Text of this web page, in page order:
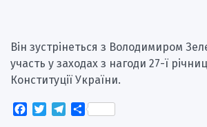
Він зустрінеться з Володимиром
участь у заходах з нагоди 27-ї
Конституції України.
Facebook
TwitterTelegram
Поділитися